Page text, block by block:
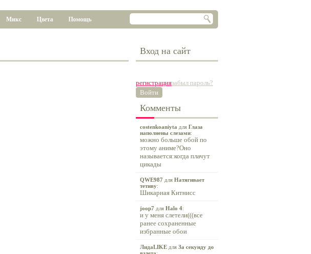
Микс Цвета Помощь
Вход на сайт
регистрациязабыл пароль?
Войти
Комменты
costenkoaniyta для Глаза
наполнены слезами:
можно больше обой по
этому аниме?Оно
называется:когда плачут
цикады
QWE987 для Натягивает
тетиву:
Шикарная Китнисс
joop7 для Halo 4:
и у меня слетели(((все
ранее сохраненные
избранные обои
ЛидаLIKE для За секунду до